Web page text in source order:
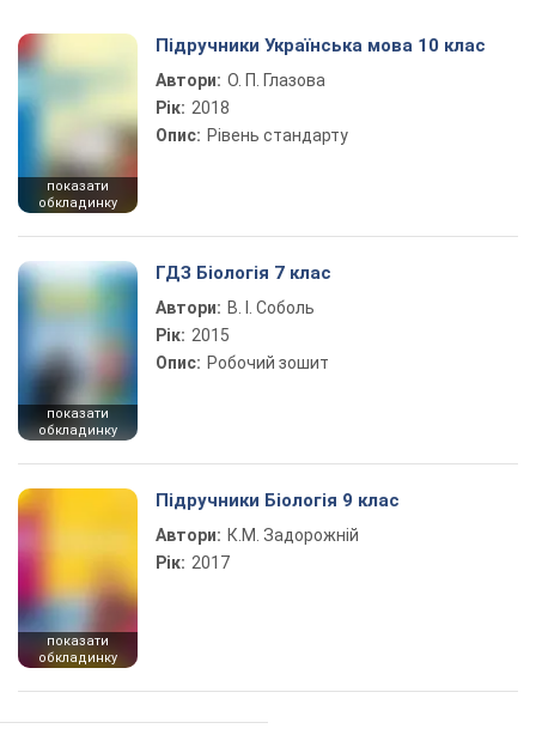
показати
обкладинку
Підручники Українська мова 10 клас
Автори: О. П. Глазова
Рік: 2018
Опис: Рівень стандарту
показати
обкладинку
ГДЗ Біологія 7 клас
Автори: В. І. Соболь
Рік: 2015
Опис: Робочий зошит
показати
обкладинку
Підручники Біологія 9 клас
Автори: К.М. Задорожній
Рік: 2017